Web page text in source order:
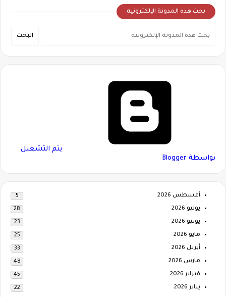
بحث هذه المدونة الإلكترونية
‏يتم التشغيل
بواسطة Blogger
أغسطس 2026 5
يوليو 2026 28
يونيو 2026 23
مايو 2026 25
أبريل 2026 33
مارس 2026 48
فبراير 2026 45
يناير 2026 22